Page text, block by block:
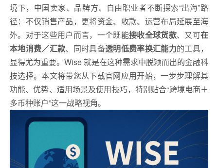
境下，中国卖家、品牌方、自由职业者不断探索“出海”路
径：不仅销售产品，更将资金、收款、运营布局延展至海
外。对于这些用户而言，一个既能接收全球货款、又可在
本地消费／汇款、同时具备透明低费率换汇能力的工具，
显得尤为重要。Wise 就是在这种需求中脱颖而出的金融科
技选择。本文将带您从下载官网应用开始，一步步理解其
功能、优势、适用场景及使用技巧，特别贴合“跨境电商＋
多币种账户”这一战略视角。